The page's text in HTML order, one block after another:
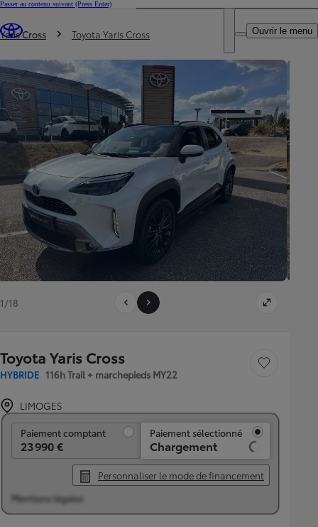
Passer au contenu suivant (Press Enter)
Trouvez un partenaire Toyota
DEALER NAME
Ouvrir le menu
Vous êtes ici
Yaris Cross Toyota Yaris Cross
1/18
Toyota Yaris Cross
HYBRIDE 116h Trail + marchepieds MY22
Sauvegarder le
LIMOGES
Paiement comptant
23 990 €
Paiement sélectionné
Chargement
Personnaliser le mode de financement
Mentions légales